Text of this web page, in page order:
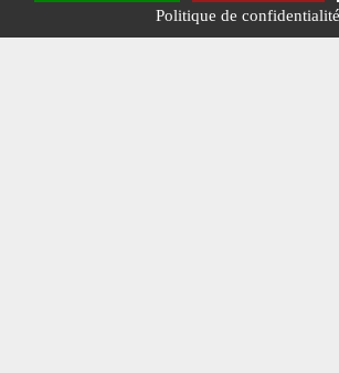
Politique de confidentialité